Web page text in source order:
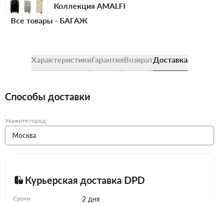
Коллекция AMALFI
Все товары - БАГАЖ
ХарактеристикиГарантияВозвратДоставка
Способы доставки
Укажите город
Курьерская доставка DPD
Сроки 2 дня